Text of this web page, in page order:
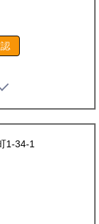
1-34-1